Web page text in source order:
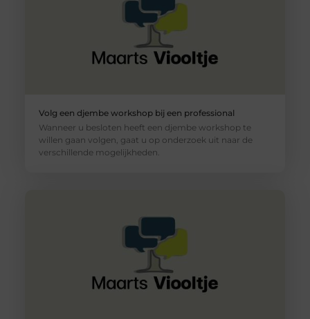
Volg een djembe workshop bij een professional
Wanneer u besloten heeft een djembe workshop te
willen gaan volgen, gaat u op onderzoek uit naar de
verschillende mogelijkheden.